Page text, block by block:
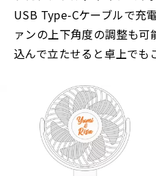
USB Type-Cケーブルで充
ァンの上下角度の調整も
込んで立たせると卓上でも